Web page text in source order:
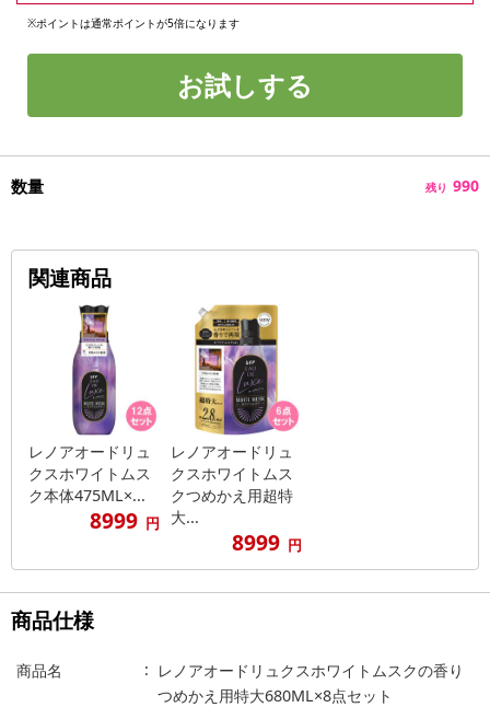
※ポイントは通常ポイントが5倍になります
お試しする
数量 残り 990
関連商品
レノアオードリュ
クスホワイトムス
ク本体475ML×...
8999 円
レノアオードリュ
クスホワイトムス
クつめかえ用超特
大...
8999 円
商品仕様
商品名
レノアオードリュクスホワイトムスクの香り
つめかえ用特大680ML×8点セット